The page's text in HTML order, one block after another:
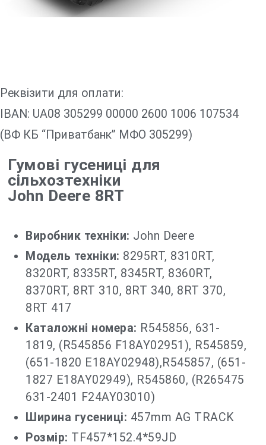
Реквізити для оплати:
IBAN: UA08 305299 00000 2600 1006 107534
(ВФ КБ “Приватбанк” МФО 305299)
Гумові гусениці для
сільхозтехніки
John Deere 8RT
Виробник техніки: John Deere
Модель техніки: 8295RT, 8310RT,
8320RT, 8335RT, 8345RT, 8360RT,
8370RT, 8RT 310, 8RT 340, 8RT 370,
8RT 417
Каталожні номера: R545856, 631-
1819, (R545856 F18AY02951), R545859,
(651-1820 E18AY02948),R545857, (651-
1827 E18AY02949), R545860, (R265475
631-2401 F24AY03010)
Ширина гусениці: 457mm AG TRACK
Розмір: TF457*152.4*59JD